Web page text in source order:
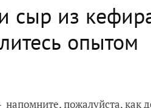
сыр из
опытом
пожалуйста, как